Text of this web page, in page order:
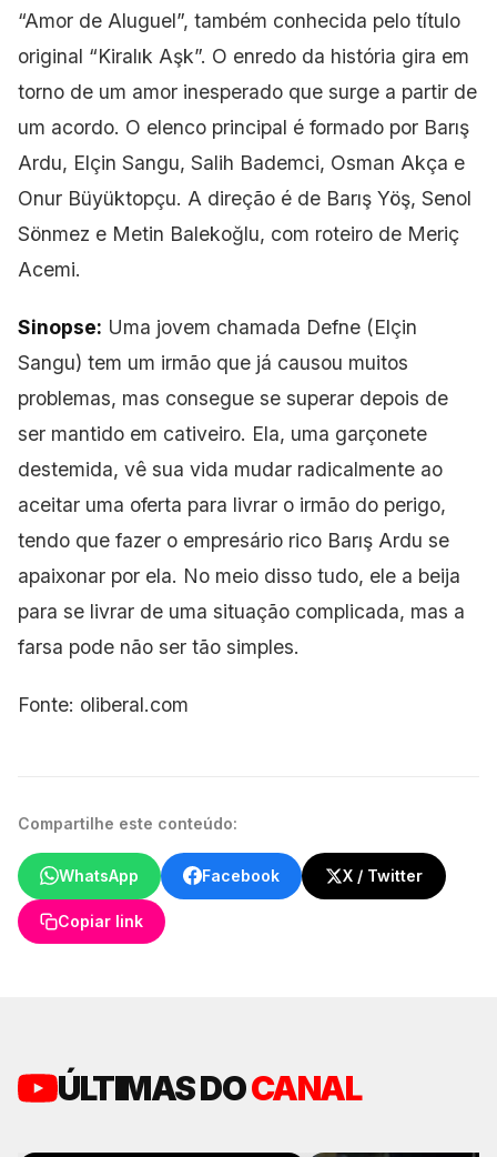
“Amor de Aluguel”, também conhecida pelo título
original “Kiralık Aşk”. O enredo da história gira em
torno de um amor inesperado que surge a partir de
um acordo. O elenco principal é formado por Barış
Ardu, Elçin Sangu, Salih Bademci, Osman Akça e
Onur Büyüktopçu. A direção é de Barış Yöş, Senol
Sönmez e Metin Balekoğlu, com roteiro de Meriç
Acemi.
Sinopse: Uma jovem chamada Defne (Elçin
Sangu) tem um irmão que já causou muitos
problemas, mas consegue se superar depois de
ser mantido em cativeiro. Ela, uma garçonete
destemida, vê sua vida mudar radicalmente ao
aceitar uma oferta para livrar o irmão do perigo,
tendo que fazer o empresário rico Barış Ardu se
apaixonar por ela. No meio disso tudo, ele a beija
para se livrar de uma situação complicada, mas a
farsa pode não ser tão simples.
Fonte: oliberal.com
Compartilhe este conteúdo:
WhatsApp Facebook X / Twitter
Copiar link
ÚLTIMAS DOCANAL